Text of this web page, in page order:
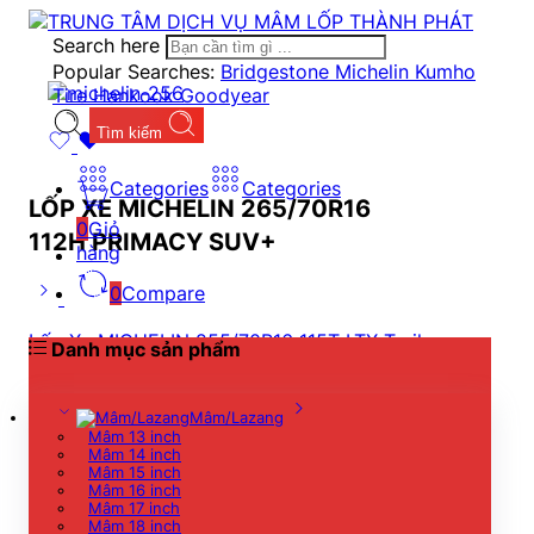
Search here
Popular Searches: Bridgestone Michelin Kumho
TireHankookGoodyear
Tìm kiếm
Categories
Categories
0Giỏ
hàng
0Compare
Danh mục sản phẩm
Mâm/Lazang
Mâm 13 inch
Mâm 14 inch
Mâm 15 inch
Mâm 16 inch
Mâm 17 inch
Mâm 18 inch
LỐP XE MICHELIN 265/70R16
112H PRIMACY SUV+
Lốp Xe MICHELIN 255/70R16 115T LTX Trail
Lốp Xe MICHELIN 265/70R16 112T LTX Trail
4.460.000₫